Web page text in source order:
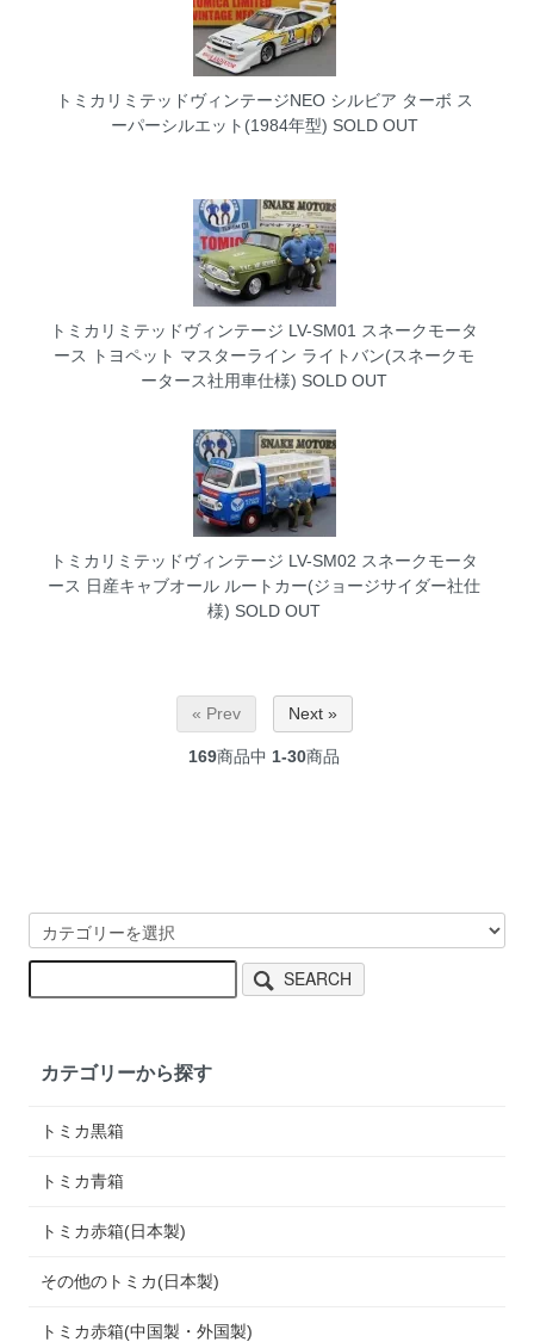
トミカリミテッドヴィンテージNEO シルビア ターボ ス
ーパーシルエット(1984年型) SOLD OUT
トミカリミテッドヴィンテージ LV-SM01 スネークモータ
ース トヨペット マスターライン ライトバン(スネークモ
ータース社用車仕様) SOLD OUT
トミカリミテッドヴィンテージ LV-SM02 スネークモータ
ース 日産キャブオール ルートカー(ジョージサイダー社仕
様) SOLD OUT
« Prev Next »
169商品中 1-30商品
SEARCH
カテゴリーから探す
トミカ黒箱
トミカ青箱
トミカ赤箱(日本製)
その他のトミカ(日本製)
トミカ赤箱(中国製・外国製)